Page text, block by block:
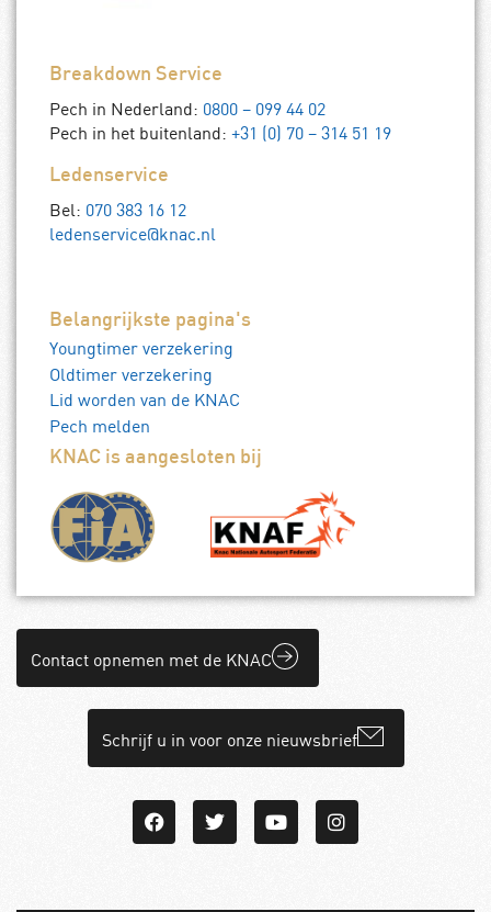
Breakdown Service
Pech in Nederland: 0800 – 099 44 02
Pech in het buitenland: +31 (0) 70 – 314 51 19
Ledenservice
Bel: 070 383 16 12
ledenservice@knac.nl
Belangrijkste pagina's
Youngtimer verzekering
Oldtimer verzekering
Lid worden van de KNAC
Pech melden
KNAC is aangesloten bij
Contact opnemen met de KNAC
Schrijf u in voor onze nieuwsbrief